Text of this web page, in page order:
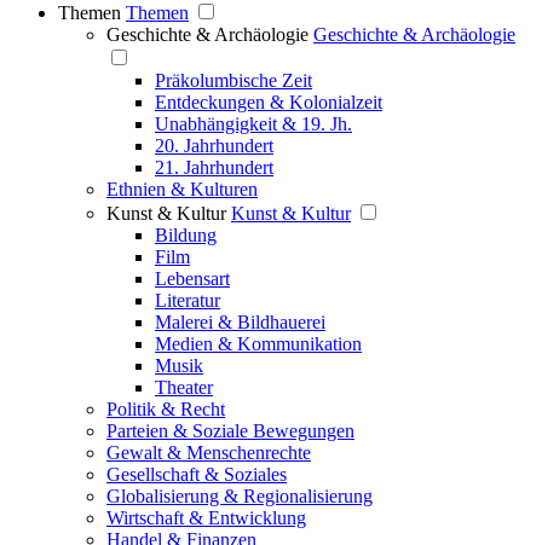
Themen Themen
Geschichte & Archäologie Geschichte & Archäologie
Präkolumbische Zeit
Entdeckungen & Kolonialzeit
Unabhängigkeit & 19. Jh.
20. Jahrhundert
21. Jahrhundert
Ethnien & Kulturen
Kunst & Kultur Kunst & Kultur
Bildung
Film
Lebensart
Literatur
Malerei & Bildhauerei
Medien & Kommunikation
Musik
Theater
Politik & Recht
Parteien & Soziale Bewegungen
Gewalt & Menschenrechte
Gesellschaft & Soziales
Globalisierung & Regionalisierung
Wirtschaft & Entwicklung
Handel & Finanzen